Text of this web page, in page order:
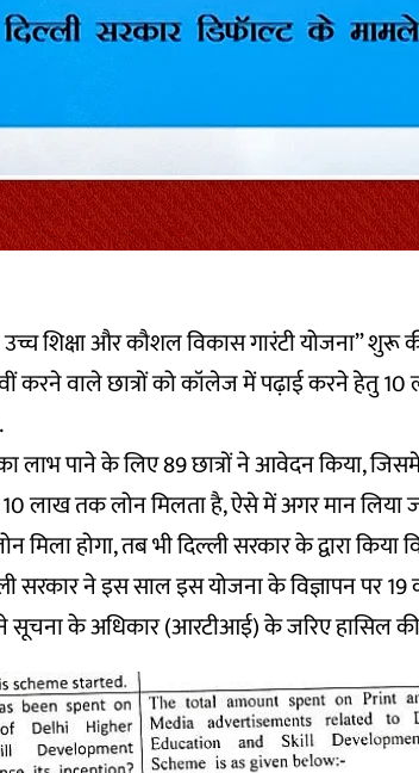
शिक्षा और कौशल विकास गारंटी योजना” शुरू
करने वाले छात्रों को कॉलेज में पढ़ाई करने हेतु
लाभ पाने के लिए 89 छात्रों ने आवेदन किया,
लाख तक लोन मिलता है, ऐसे में अगर मान लिया
होगा, तब भी दिल्ली सरकार के द्वारा किया
सरकार ने इस साल इस योजना के विज्ञापन पर
ने सूचना के अधिकार (आरटीआई) के जरिए हासिल